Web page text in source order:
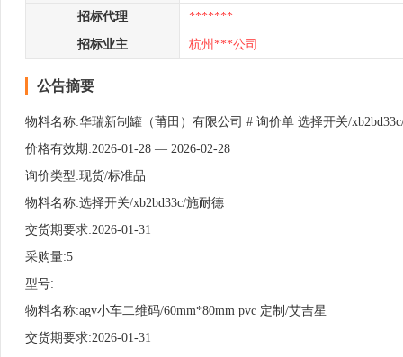
招标代理 *******
招标业主 杭州***公司
公告摘要
物料名称:华瑞新制罐（莆田）有限公司 # 询价单 选择开关/
价格有效期:2026-01-28 — 2026-02-28
询价类型:现货/标准品
物料名称:选择开关/xb2bd33c/施耐德
交货期要求:2026-01-31
采购量:5
型号:
物料名称:agv小车二维码/60mm*80mm pvc 定制/艾吉星
交货期要求:2026-01-31